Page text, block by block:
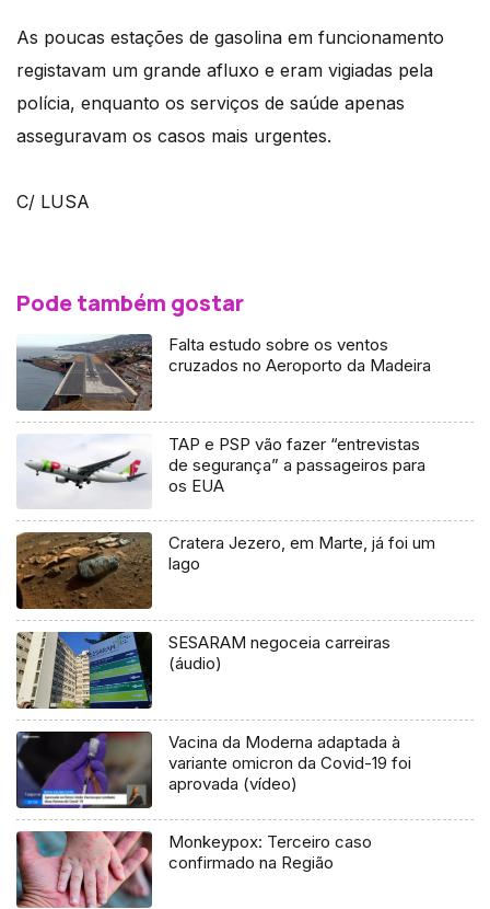
As poucas estações de gasolina em funcionamento
registavam um grande afluxo e eram vigiadas pela
polícia, enquanto os serviços de saúde apenas
asseguravam os casos mais urgentes.
C/ LUSA
Pode também gostar
Falta estudo sobre os ventos
cruzados no Aeroporto da Madeira
TAP e PSP vão fazer “entrevistas
de segurança” a passageiros para
os EUA
Cratera Jezero, em Marte, já foi um
lago
SESARAM negoceia carreiras
(áudio)
Vacina da Moderna adaptada à
variante omicron da Covid-19 foi
aprovada (vídeo)
Monkeypox: Terceiro caso
confirmado na Região